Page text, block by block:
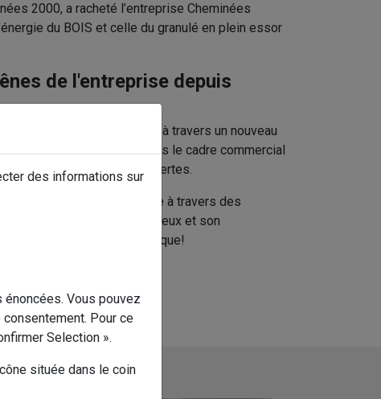
des informations sur
énoncées. Vous pouvez
Pour ce
Selection ».
située dans le coin
2000, a racheté l’entreprise Cheminées
du BOIS et celle du granulé en plein essor
de l'entreprise depuis
le suivi de notre matériel à travers un nouveau
compétence technique dans le cadre commercial
des cheminées ouvertes.
dans leur domaine à travers des
satisfaction par son sérieux et son
de rénovation énergétique!